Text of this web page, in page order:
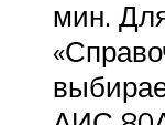
мин.